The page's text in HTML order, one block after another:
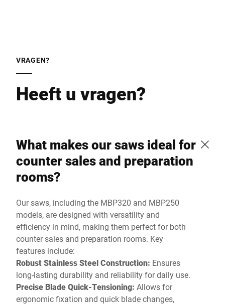
VRAGEN?
Heeft u vragen?
What makes our saws ideal for
counter sales and preparation
rooms?
Our saws, including the MBP320 and MBP250
models, are designed with versatility and
efficiency in mind, making them perfect for both
counter sales and preparation rooms. Key
features include:
Robust Stainless Steel Construction: Ensures
long-lasting durability and reliability for daily use.
Precise Blade Quick-Tensioning: Allows for
ergonomic fixation and quick blade changes,